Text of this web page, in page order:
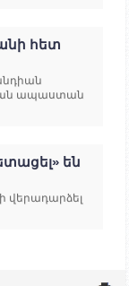
հետ
ապաստան
են
վերադարձել